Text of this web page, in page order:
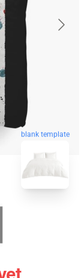
blank template